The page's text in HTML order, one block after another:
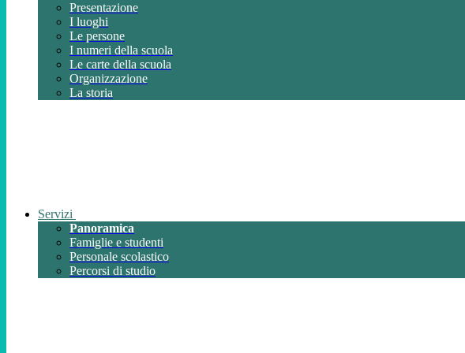
Presentazione
I luoghi
Le persone
I numeri della scuola
Le carte della scuola
Organizzazione
La storia
Servizi
Panoramica
Famiglie e studenti
Personale scolastico
Percorsi di studio